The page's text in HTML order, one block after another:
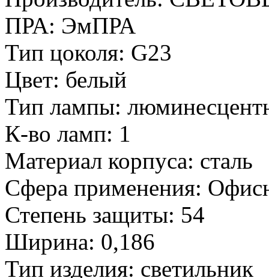
ПРА: ЭмПРА
Тип цоколя: G23
Цвет: белый
Тип лампы:
К-во ламп: 1
Материал корпуса: сталь
Сфера применения:
Степень защиты: 54
Ширина: 0,186
Тип изделия: светильник